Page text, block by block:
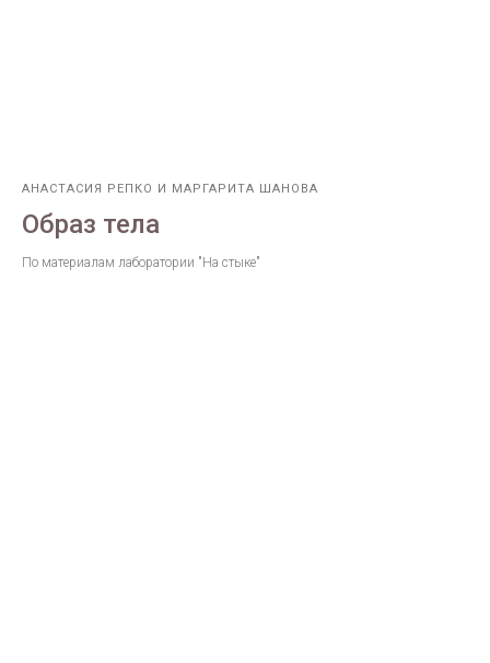
АНАСТАСИЯ РЕПКО И МАРГАРИТА ШАНОВА
Образ тела
По материалам лаборатории "На стыке"